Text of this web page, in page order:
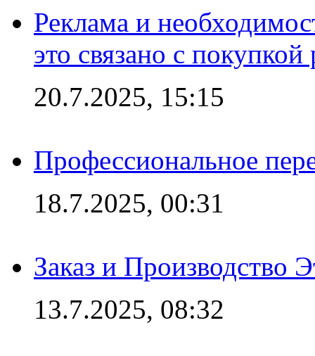
Реклама и
это связано с покупкой
20.7.2025, 15:15
Профессиональное
18.7.2025, 00:31
Заказ и Производство
13.7.2025, 08:32